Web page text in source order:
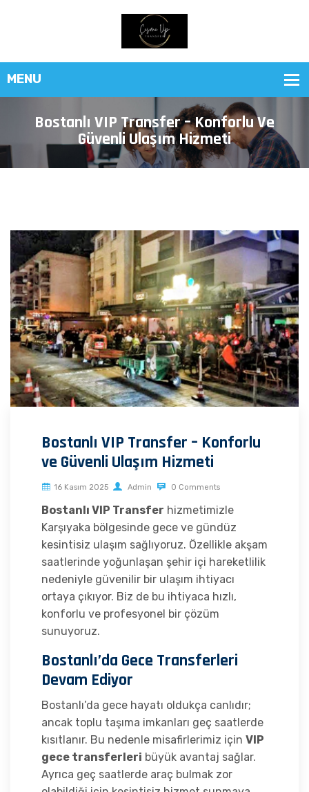
Bostanlı VIP Transfer – Konforlu Ve
Güvenli Ulaşım Hizmeti
Bostanlı VIP Transfer – Konforlu
ve Güvenli Ulaşım Hizmeti
16 Kasım 2025 Admin 0 Comments
Bostanlı VIP Transfer hizmetimizle
Karşıyaka bölgesinde gece ve gündüz
kesintisiz ulaşım sağlıyoruz. Özellikle akşam
saatlerinde yoğunlaşan şehir içi hareketlilik
nedeniyle güvenilir bir ulaşım ihtiyacı
ortaya çıkıyor. Biz de bu ihtiyaca hızlı,
konforlu ve profesyonel bir çözüm
sunuyoruz.
Bostanlı’da Gece Transferleri
Devam Ediyor
Bostanlı’da gece hayatı oldukça canlıdır;
ancak toplu taşıma imkanları geç saatlerde
kısıtlanır. Bu nedenle misafirlerimiz için VIP
gece transferleri büyük avantaj sağlar.
Ayrıca geç saatlerde araç bulmak zor